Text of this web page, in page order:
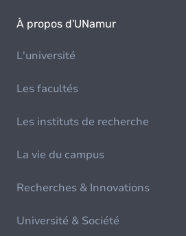
À propos d'UNamur
L'université
Les facultés
Les instituts de recherche
La vie du campus
Recherches & Innovations
Université & Société